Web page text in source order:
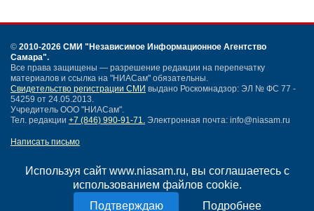
Используя сайт www.niasam.ru, вы соглашаетесь с
использованием файлов cookie.
Подробнее
© 2010-2026 СМИ "Независимое Информационное Агентство
Самара".
Все права защищены — разрешение редакции на перепечатку
материалов и ссылка на "НИАСам" обязательны.
Свидетельство регистрации СМИ выдано Роскомнадзор: ЭЛ № ФС 77 -
54259 от 24.05.2013.
Учредитель ООО "НИАСам".
Тел. редакции +7 (846) 990-91-71. Электронная почта: info@niasam.ru
Написать письмо
Нашли ошибку?
Политика конфиденциальности